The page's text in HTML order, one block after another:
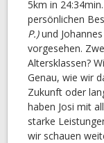
5km in 24:34min.
persönlichen
P.)und
vorgesehen.
Altersklassen?
Genau, wie wir
Zukunft oder
haben Josi mit
starke
wir schauen